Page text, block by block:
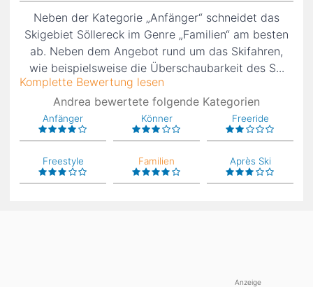
Neben der Kategorie „Anfänger“ schneidet das
Skigebiet Söllereck im Genre „Familien“ am besten
ab. Neben dem Angebot rund um das Skifahren,
wie beispielsweise die Überschaubarkeit des S...
Komplette Bewertung lesen
Andrea bewertete folgende Kategorien
Anfänger Könner Freeride
Freestyle Familien Après Ski
Anzeige